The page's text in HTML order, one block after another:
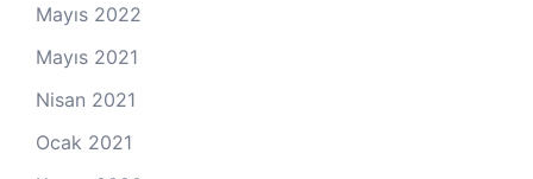
Mayıs 2022
Mayıs 2021
Nisan 2021
Ocak 2021